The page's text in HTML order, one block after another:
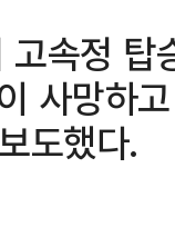
고속정 탑
사망하
도했다.